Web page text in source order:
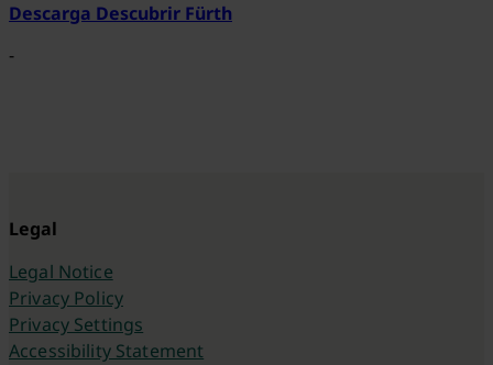
Descarga Descubrir Fürth
-
Legal
Legal Notice
Privacy Policy
Privacy Settings
Accessibility Statement